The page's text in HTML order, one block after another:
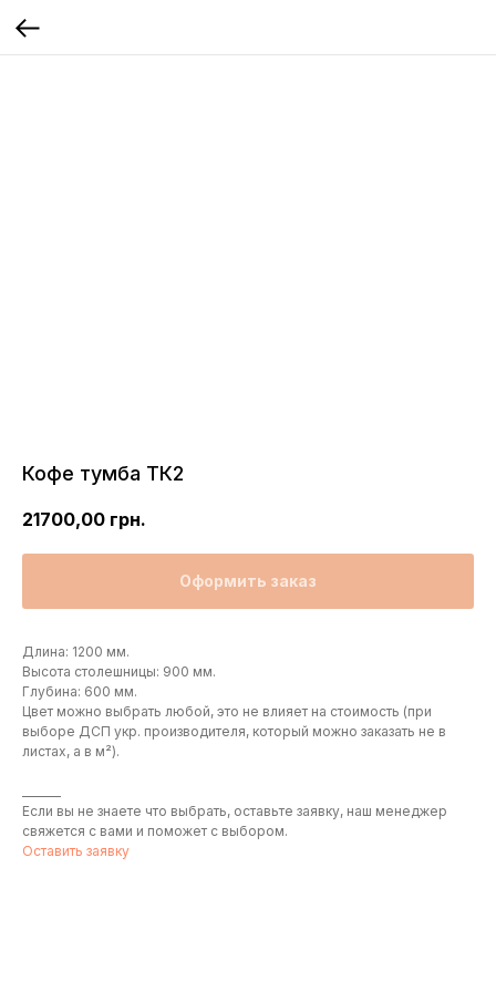
Кофе тумба ТК2
21700,00 грн.
Оформить заказ
Длина: 1200 мм.
Высота столешницы: 900 мм.
Глубина: 600 мм.
Цвет можно выбрать любой, это не влияет на стоимость (при
выборе ДСП укр. производителя, который можно заказать не в
листах, а в м²).
Если вы не знаете что выбрать, оставьте заявку, наш менеджер
свяжется с вами и поможет с выбором.
Оставить заявку